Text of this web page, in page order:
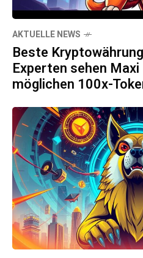
AKTUELLE NEWS
Beste
Experten sehen
möglichen 100x-